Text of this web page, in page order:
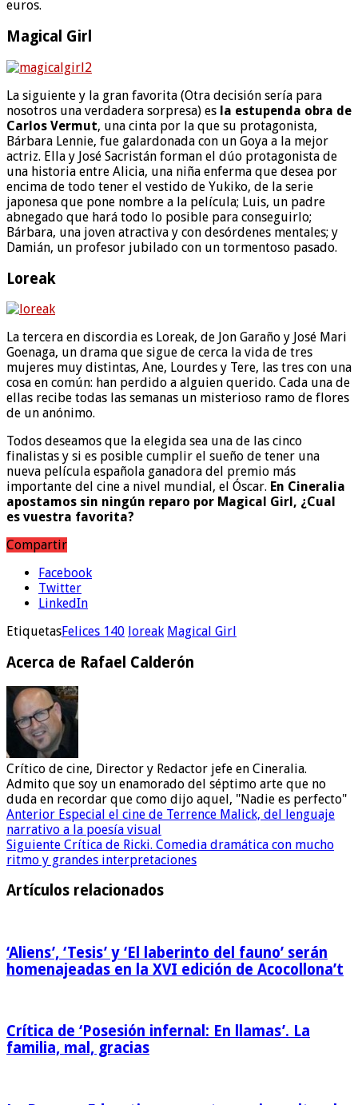
euros.
Magical Girl
La siguiente y la gran favorita (Otra decisión sería para
nosotros una verdadera sorpresa) es la estupenda obra de
Carlos Vermut, una cinta por la que su protagonista,
Bárbara Lennie, fue galardonada con un Goya a la mejor
actriz. Ella y José Sacristán forman el dúo protagonista de
una historia entre Alicia, una niña enferma que desea por
encima de todo tener el vestido de Yukiko, de la serie
japonesa que pone nombre a la película; Luis, un padre
abnegado que hará todo lo posible para conseguirlo;
Bárbara, una joven atractiva y con desórdenes mentales; y
Damián, un profesor jubilado con un tormentoso pasado.
Loreak
La tercera en discordia es Loreak, de Jon Garaño y José Mari
Goenaga, un drama que sigue de cerca la vida de tres
mujeres muy distintas, Ane, Lourdes y Tere, las tres con una
cosa en común: han perdido a alguien querido. Cada una de
ellas recibe todas las semanas un misterioso ramo de flores
de un anónimo.
Todos deseamos que la elegida sea una de las cinco
finalistas y si es posible cumplir el sueño de tener una
nueva película española ganadora del premio más
importante del cine a nivel mundial, el Óscar. En Cineralia
apostamos sin ningún reparo por Magical Girl, ¿Cual
es vuestra favorita?
Compartir
Facebook
Twitter
LinkedIn
EtiquetasFelices 140 loreak Magical Girl
Acerca de Rafael Calderón
Crítico de cine, Director y Redactor jefe en Cineralia.
Admito que soy un enamorado del séptimo arte que no
duda en recordar que como dijo aquel, "Nadie es perfecto"
Anterior Especial el cine de Terrence Malick, del lenguaje
narrativo a la poesía visual
Siguiente Crítica de Ricki. Comedia dramática con mucho
ritmo y grandes interpretaciones
Artículos relacionados
‘Aliens’, ‘Tesis’ y ‘El laberinto del fauno’ serán
homenajeadas en la XVI edición de Acocollona’t
Crítica de ‘Posesión infernal: En llamas’. La
familia, mal, gracias